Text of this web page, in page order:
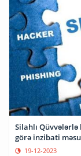
Silahlı Qüvvələrlə
görə inzibati
19-12-2023